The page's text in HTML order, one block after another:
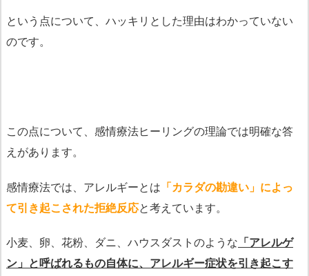
という点について、ハッキリとした理由はわかっていない
のです。
この点について、感情療法ヒーリングの理論では明確な答
えがあります。
感情療法では、アレルギーとは 「カラダの勘違い」によっ
て引き起こされた拒絶反応と考えています。
小麦、卵、花粉、ダニ、ハウスダストのような 「アレルゲ
ン」と呼ばれるもの自体に、アレルギー症状を引き起こす